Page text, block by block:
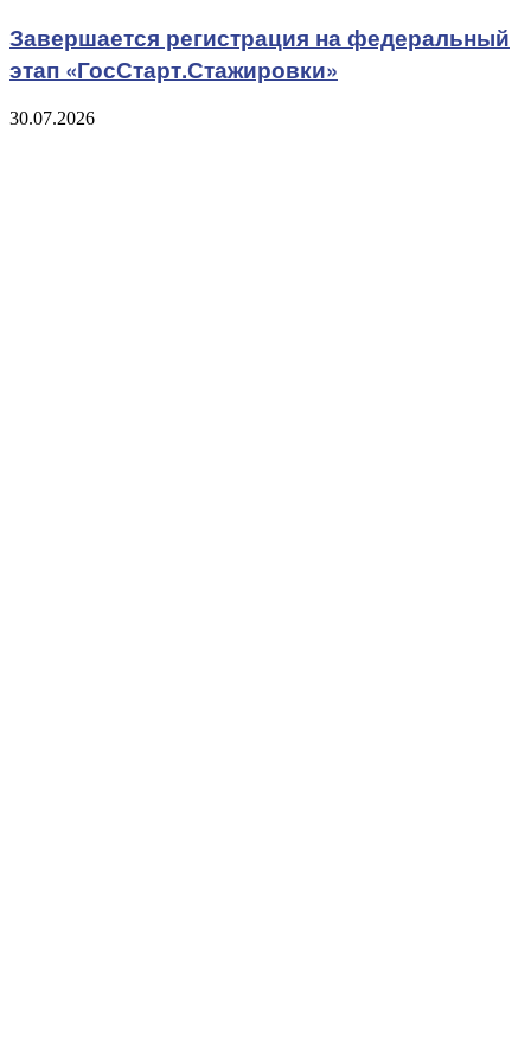
Завершается регистрация на федеральный
этап «ГосСтарт.Стажировки»
30.07.2026